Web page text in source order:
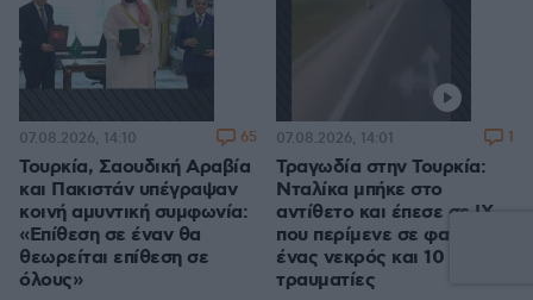
Τουρκία, Σαουδική Αραβία
και Πακιστάν υπέγραψαν
κοινή αμυντική συμφωνία:
«Επίθεση σε έναν θα
θεωρείται επίθεση σε
όλους»
07.08.2026, 14:10 65
Τραγωδία στην Τουρκία:
Νταλίκα μπήκε στο
αντίθετο και έπεσε σε ΙΧ
που περίμενε σε φανάρι,
ένας νεκρός και 10
τραυματίες
07.08.2026, 14:01 1